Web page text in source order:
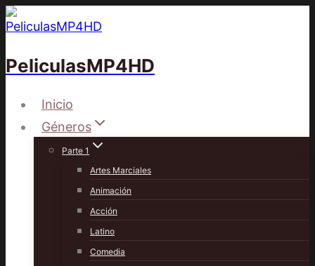
Saltar
al
PeliculasMP4HD
Inicio
Géneros
Parte 1
Artes Marciales
Animación
Acción
Latino
Comedia